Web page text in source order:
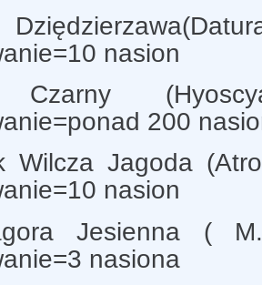
nasion
200
Wilcza Jagoda
nasion
Jesienna (
nasiona